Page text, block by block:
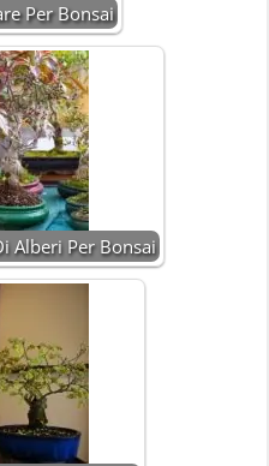
Per Bonsai
Alberi Per Bonsai